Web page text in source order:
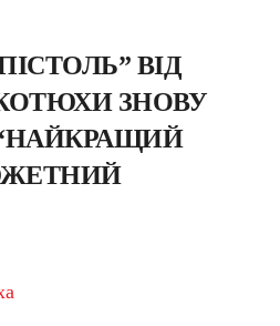
ВІД
ЗНОВУ